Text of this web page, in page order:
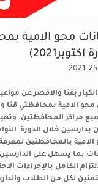
محو الامية
بقنا والاقصر عن
لدارسي محو الامية
مراكز المحافظتين.
بدارسين خلال الدورة
بالمحافظتين
بما يسهل على
الكامل بالإجراءات
لكل من الطلاب